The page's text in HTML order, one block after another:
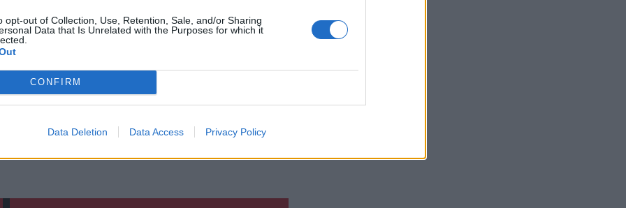
opt-out of Collection, Use, Retention, Sale, and/or Sharing
Data that Is Unrelated with the Purposes for which it
CONFIRM
Data Deletion Data Access Privacy Policy
σε πισίνα beach bar